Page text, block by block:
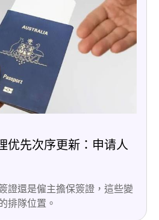
优先次序更新：申请人
證還是僱主擔保簽證，這些變
排隊位置。